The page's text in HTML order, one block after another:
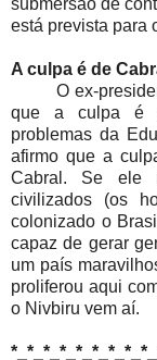
submersão de
está prevista para
A culpa é de
O ex-
que a culpa é
problemas da
afirmo que a
Cabral. Se ele
civilizados (os
colonizado o
capaz de gerar
um país
proliferou aqui
o Nivbiru vem aí.